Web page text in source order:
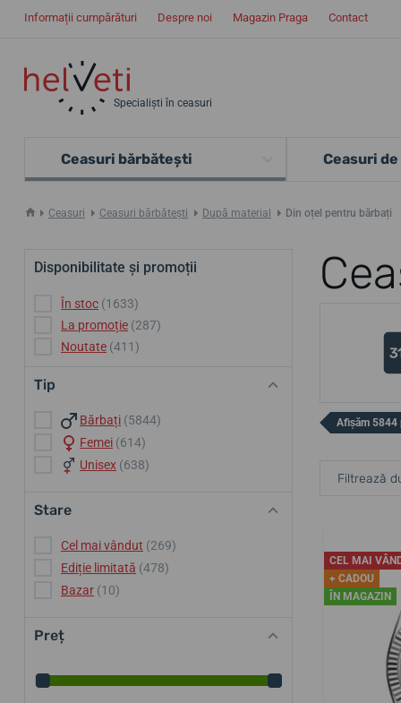
Informații cumpărături Despre noi Magazin Praga Contact
Specialiști în ceasuri
Ceasuri bărbătești Ceasuri de
Ceasuri Ceasuri bărbătești După material Din oțel pentru bărbați
Disponibilitate și promoții
În stoc (1633)
La promoție (287)
Noutate (411)
Tip
Bărbați (5844)
Femei (614)
Unisex (638)
Stare
Cel mai vândut (269)
Ediție limitată (478)
Bazar (10)
Preț
Afișăm 5844
Filtrează
CEL MAI
+ CADOU
ÎN MAGAZIN